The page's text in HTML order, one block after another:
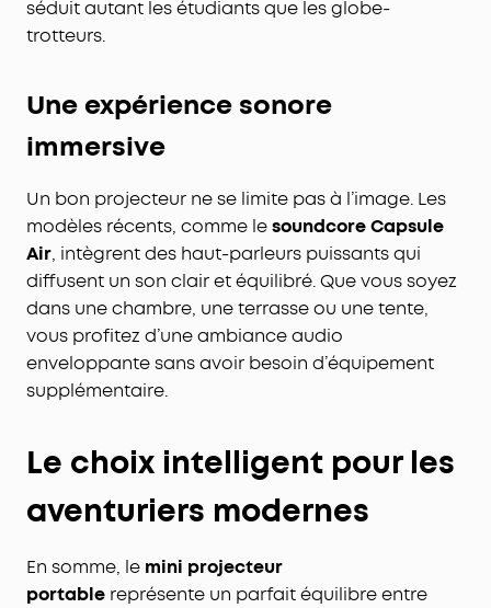
séduit autant les étudiants que les globe-
trotteurs.
Une expérience sonore
immersive
Un bon projecteur ne se limite pas à l’image. Les
modèles récents, comme lesoundcore Capsule
Air, intègrent des haut-parleurs puissants qui
diffusent un son clair et équilibré. Que vous soyez
dans une chambre, une terrasse ou une tente,
vous profitez d’une ambiance audio
enveloppante sans avoir besoin d’équipement
supplémentaire.
Le choix intelligent pour les
aventuriers modernes
En somme, le mini projecteur
portable représente un parfait équilibre entre